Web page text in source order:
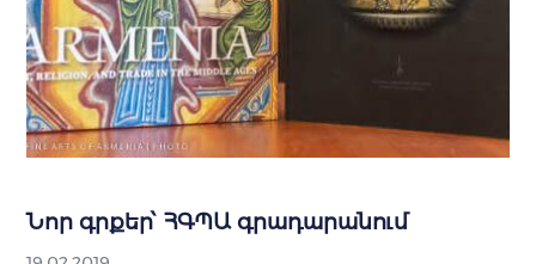
Նոր գրքեր՝ ՀԳՊԱ գրադարանում